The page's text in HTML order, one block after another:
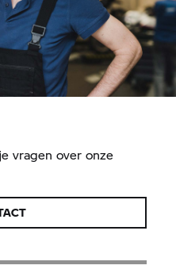
vragen over onze